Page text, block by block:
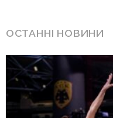
ОСТАННІ НОВИНИ